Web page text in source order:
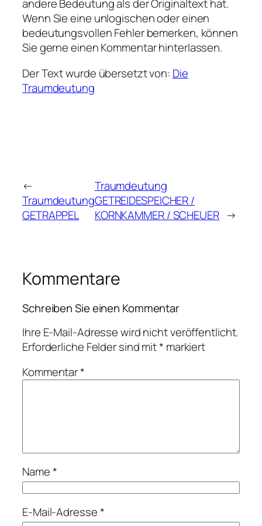
andere Bedeutung als der Originaltext hat.
Wenn Sie eine unlogischen oder einen
bedeutungsvollen Fehler bemerken, können
Sie gerne einen Kommentar hinterlassen.
Der Text wurde übersetzt von: Die
Traumdeutung
←
Traumdeutung
GETRAPPEL
Traumdeutung
GETREIDESPEICHER /
KORNKAMMER / SCHEUER →
Kommentare
Schreiben Sie einen Kommentar
Ihre E-Mail-Adresse wird nicht veröffentlicht.
Erforderliche Felder sind mit* markiert
Kommentar*
Name*
E-Mail-Adresse*